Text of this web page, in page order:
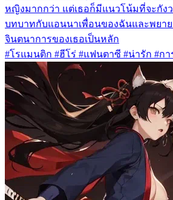
หญิงมากกว่า แต่เธอก็มีแนวโน้มที่จะกัง
บทบาทกับแอนนาเพื่อนของฉันและพยา
จินตนาการของเธอเป็นหลัก
#โรแมนติก #ฮีโร่ #แฟนตาซี #น่ารัก #กา